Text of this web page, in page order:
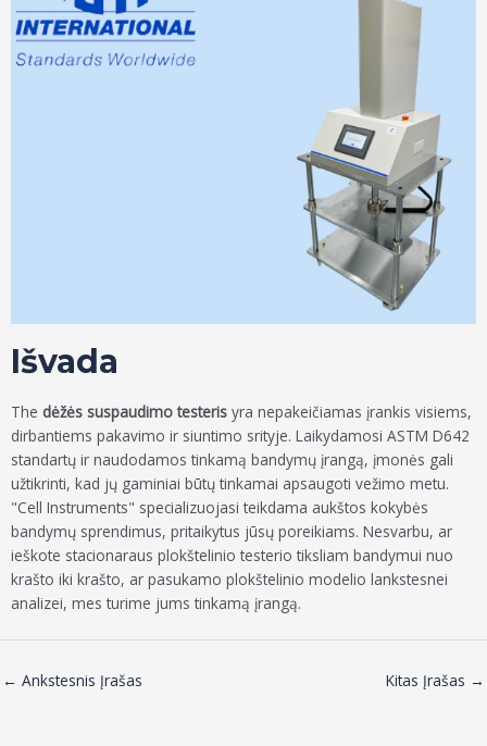
Išvada
The dėžės suspaudimo testeris yra nepakeičiamas įrankis visiems,
dirbantiems pakavimo ir siuntimo srityje. Laikydamosi ASTM D642
standartų ir naudodamos tinkamą bandymų įrangą, įmonės gali
užtikrinti, kad jų gaminiai būtų tinkamai apsaugoti vežimo metu.
"Cell Instruments" specializuojasi teikdama aukštos kokybės
bandymų sprendimus, pritaikytus jūsų poreikiams. Nesvarbu, ar
ieškote stacionaraus plokštelinio testerio tiksliam bandymui nuo
krašto iki krašto, ar pasukamo plokštelinio modelio lankstesnei
analizei, mes turime jums tinkamą įrangą.
← Ankstesnis Įrašas Kitas Įrašas →